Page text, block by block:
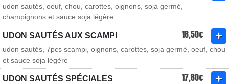
udon sautés, oeuf, chou, carottes, oignons, soja germé,
champignons et sauce soja légère
UDON SAUTÉS AUX SCAMPI 18,50€
udon sautés, 7pcs scampi, oignons, carottes, soja germé, oeuf, chou
et sauce soja légère
UDON SAUTÉS SPÉCIALES 17,80€